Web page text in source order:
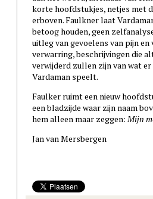
korte hoofdstukjes, netjes met
erboven. Faulkner laat
betoog houden, geen
uitleg van gevoelens van pijn en
verwarring, beschrijvingen die
verwijderd zullen zijn van wat
Vardaman speelt.
Faulker ruimt een nieuw
een bladzijde waar zijn naam
hem alleen maar zeggen: Mijn
Jan van Mersbergen